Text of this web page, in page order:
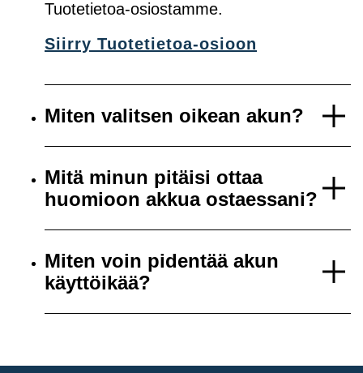
Tuotetietoa-osiostamme.
Siirry Tuotetietoa-osioon
Miten valitsen oikean akun?
Mitä minun pitäisi ottaa
huomioon akkua ostaessani?
Miten voin pidentää akun
käyttöikää?